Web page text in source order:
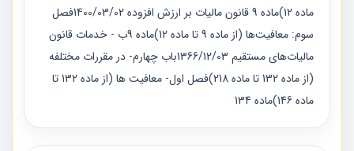
ماده 12)ماده 9 قانون مالیات بر ارزش افزوده 1400/03/02فصل
سوم: معافیت‌ها (از ماده 9 تا ماده 12)ماده 9ب - خدمات قانون
مالیات‌های مستقیم 1366/12/03باب چهارم- در مقررات مختلفه
(از ماده 132 تا ماده 218)فصل اول- معافیت ها (از ماده 132 تا
ماده 146)ماده 134